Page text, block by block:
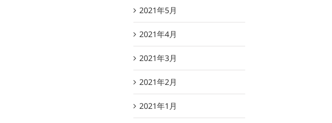
2021年5月
2021年4月
2021年3月
2021年2月
2021年1月